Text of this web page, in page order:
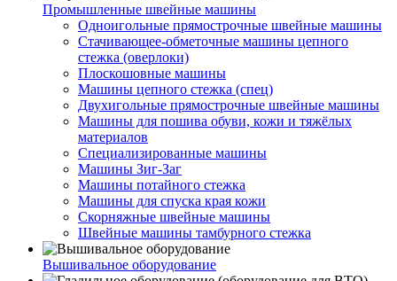
Промышленные швейные машины
Одноигольные прямострочные швейные машины
Стачивающее-обметочные машины цепного
стежка (оверлоки)
Плоскошовные машины
Машины цепного стежка (спец)
Двухигольные прямострочные швейные машины
Машины для пошива обуви, кожи и тяжёлых
материалов
Специализированные машины
Машины Зиг-Заг
Машины потайного стежка
Машины для спуска края кожи
Скорняжные швейные машины
Швейные машины тамбурного стежка
Вышивальное оборудование